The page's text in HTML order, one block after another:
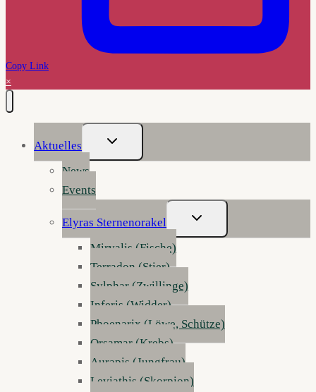
Copy Link
×
Aktuelles
Untermenü
Umschalten
News
Events
Elyras Sternenorakel
Untermenü
Umschalten
Mirvalis (Fische)
Terradon (Stier)
Sylphar (Zwillinge)
Inferis (Widder)
Phoenarix (Löwe, Schütze)
Orsamar (Krebs)
Aurapis (Jungfrau)
Leviathis (Skorpion)